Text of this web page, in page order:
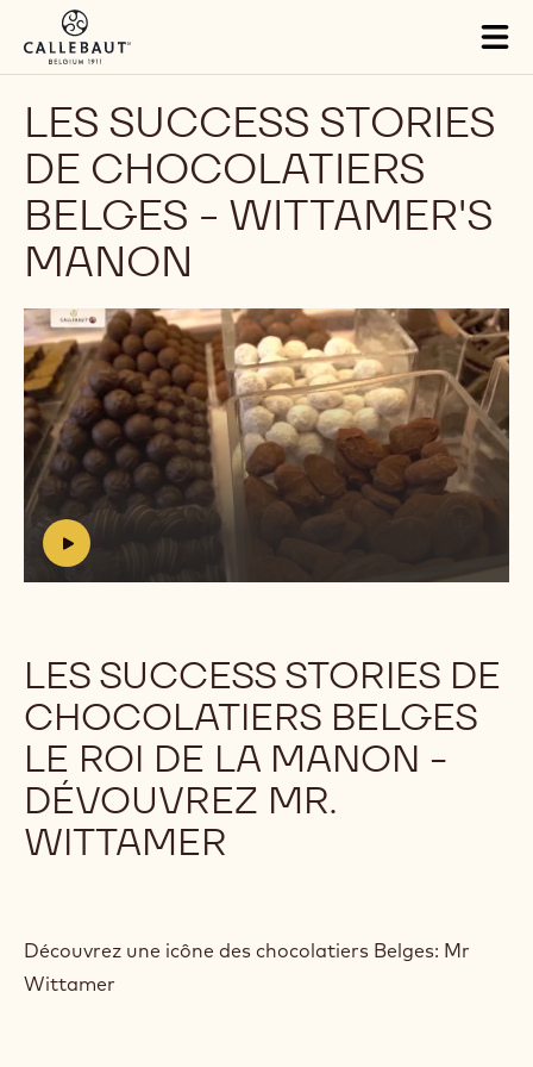
Skip to main content
LES SUCCESS STORIES
DE CHOCOLATIERS
BELGES - WITTAMER'S
MANON
t
s
:
/
/
y
o
u
t
u
/
c
Lire
la
vidéo:
https://youtu.be/cMOuZegPODo?
list=PLP_yKEeSeKt1ZY-
vysmB2fbkjpdU0QjLn&cc_lang_pref=fr
LES SUCCESS STORIES DE
CHOCOLATIERS BELGES
LE ROI DE LA MANON -
DÉVOUVREZ MR.
WITTAMER
Découvrez une icône des chocolatiers Belges: Mr
Wittamer